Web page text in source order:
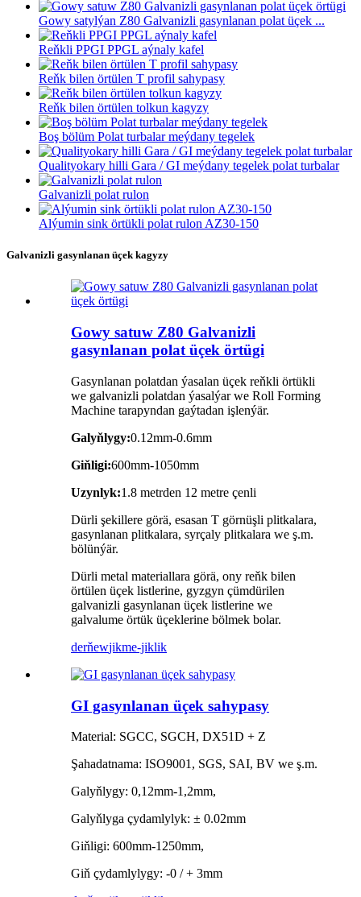
Gowy satylýan Z80 Galvanizli gasynlanan polat üçek ...
Reňkli PPGI PPGL aýnaly kafel
Reňk bilen örtülen T profil sahypasy
Reňk bilen örtülen tolkun kagyzy
Boş bölüm Polat turbalar meýdany tegelek
Qualityokary hilli Gara / GI meýdany tegelek polat turbalar
Galvanizli polat rulon
Alýumin sink örtükli polat rulon AZ30-150
Galvanizli gasynlanan üçek kagyzy
Gowy satuw Z80 Galvanizli
gasynlanan polat üçek örtügi
Gasynlanan polatdan ýasalan üçek reňkli örtükli
we galvanizli polatdan ýasalýar we Roll Forming
Machine tarapyndan gaýtadan işlenýär.
Galyňlygy:0.12mm-0.6mm
Giňligi:600mm-1050mm
Uzynlyk:1.8 metrden 12 metre çenli
Dürli şekillere görä, esasan T görnüşli plitkalara,
gasynlanan plitkalara, syrçaly plitkalara we ş.m.
bölünýär.
Dürli metal materiallara görä, ony reňk bilen
örtülen üçek listlerine, gyzgyn çümdürilen
galvanizli gasynlanan üçek listlerine we
galvalume örtük üçeklerine bölmek bolar.
derňewjikme-jiklik
GI gasynlanan üçek sahypasy
Material: SGCC, SGCH, DX51D + Z
Şahadatnama: ISO9001, SGS, SAI, BV we ş.m.
Galyňlygy: 0,12mm-1,2mm,
Galyňlyga çydamlylyk: ± 0.02mm
Giňligi: 600mm-1250mm,
Giň çydamlylygy: -0 / + 3mm